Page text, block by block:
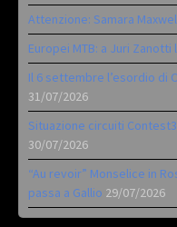
Attenzione: Samara
Europei MTB: a Juri Zanotti
Il 6 settembre l’esordio di
31/07/2026
Situazione circuiti
30/07/2026
“Au revoir” Monselice in
passa a Gallio 29/07/2026